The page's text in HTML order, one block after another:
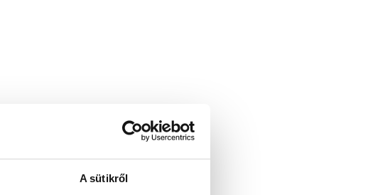
A sütikről